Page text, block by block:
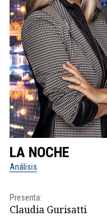
LA NOCHE
Análisis
Presenta:
Claudia Gurisatti